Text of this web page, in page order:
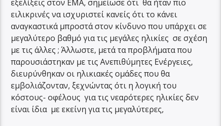
εξελίξεις στον ΕΜΑ, σημείωσε ότι θα ήταν πιο
ειλικρινές να ισχυριστεί κανείς ότι το κάνει
αναγκαστικά μπροστά στον κίνδυνο που υπάρχει σε
μεγαλύτερο βαθμό για τις μεγάλες ηλικίες σε σχέση
με τις άλλες ; Άλλωστε, μετά τα προβλήματα που
παρουσιάστηκαν με τις Ανεπιθύμητες Ενέργειες,
διευρύνθηκαν οι ηλικιακές ομάδες που θα
εμβολιάζονταν, ξεχνώντας ότι η λογική του
κόστους- οφέλους για τις νεαρότερες ηλικίες δεν
είναι ίδια με εκείνη για τις μεγαλύτερες,